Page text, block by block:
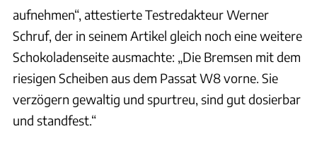
aufnehmen“, attestierte Testredakteur Werner
Schruf, der in seinem Artikel gleich noch eine weitere
Schokoladenseite ausmachte: „Die Bremsen mit dem
riesigen Scheiben aus dem Passat W8 vorne. Sie
verzögern gewaltig und spurtreu, sind gut dosierbar
und standfest.“